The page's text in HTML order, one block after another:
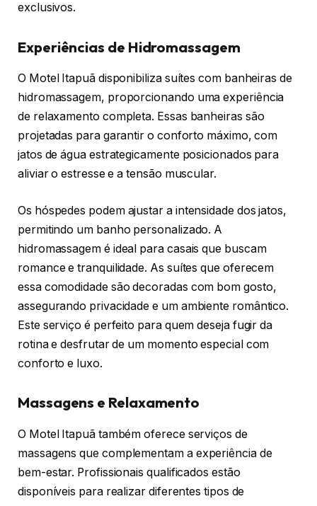
exclusivos.
Experiências de Hidromassagem
O Motel Itapuã disponibiliza suítes com banheiras de
hidromassagem, proporcionando uma experiência
de relaxamento completa. Essas banheiras são
projetadas para garantir o conforto máximo, com
jatos de água estrategicamente posicionados para
aliviar o estresse e a tensão muscular.
Os hóspedes podem ajustar a intensidade dos jatos,
permitindo um banho personalizado. A
hidromassagem é ideal para casais que buscam
romance e tranquilidade. As suítes que oferecem
essa comodidade são decoradas com bom gosto,
assegurando privacidade e um ambiente romântico.
Este serviço é perfeito para quem deseja fugir da
rotina e desfrutar de um momento especial com
conforto e luxo.
Massagens e Relaxamento
O Motel Itapuã também oferece serviços de
massagens que complementam a experiência de
bem-estar. Profissionais qualificados estão
disponíveis para realizar diferentes tipos de